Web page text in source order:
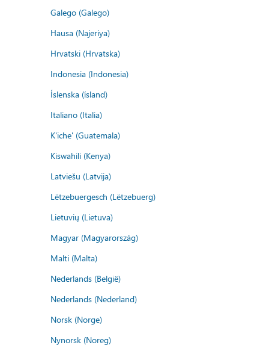
Galego (Galego)
Hausa (Najeriya)
Hrvatski (Hrvatska)
Indonesia (Indonesia)
Íslenska (ísland)
Italiano (Italia)
K'iche' (Guatemala)
Kiswahili (Kenya)
Latviešu (Latvija)
Lëtzebuergesch (Lëtzebuerg)
Lietuvių (Lietuva)
Magyar (Magyarország)
Malti (Malta)
Nederlands (België)
Nederlands (Nederland)
Norsk (Norge)
Nynorsk (Noreg)